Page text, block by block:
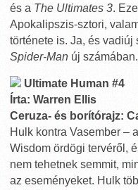
és a The Ultimates 3.
Apokalipszis-sztori,
története is. Ja, és vadiúj
Spider-Man új
Ultimate Human #4
Írta: Warren Ellis
Ceruza- és borítórajz:
Hulk kontra Vasember –
Wisdom ördögi tervéről,
nem tehetnek semmit,
az eseményeket. Hulk